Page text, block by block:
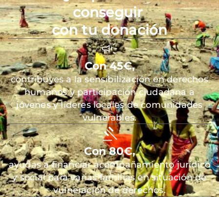
conseguir
con tu donación
Con 45€,
contribuyes a la sensibilización en derechos
humanos y participación ciudadana a
jóvenes y líderes locales de comunidades
vulnerables.
Con 80€,
ayudas a financiar acompañamiento jurídico
y social para varias familias en situación de
vulneración de derechos.